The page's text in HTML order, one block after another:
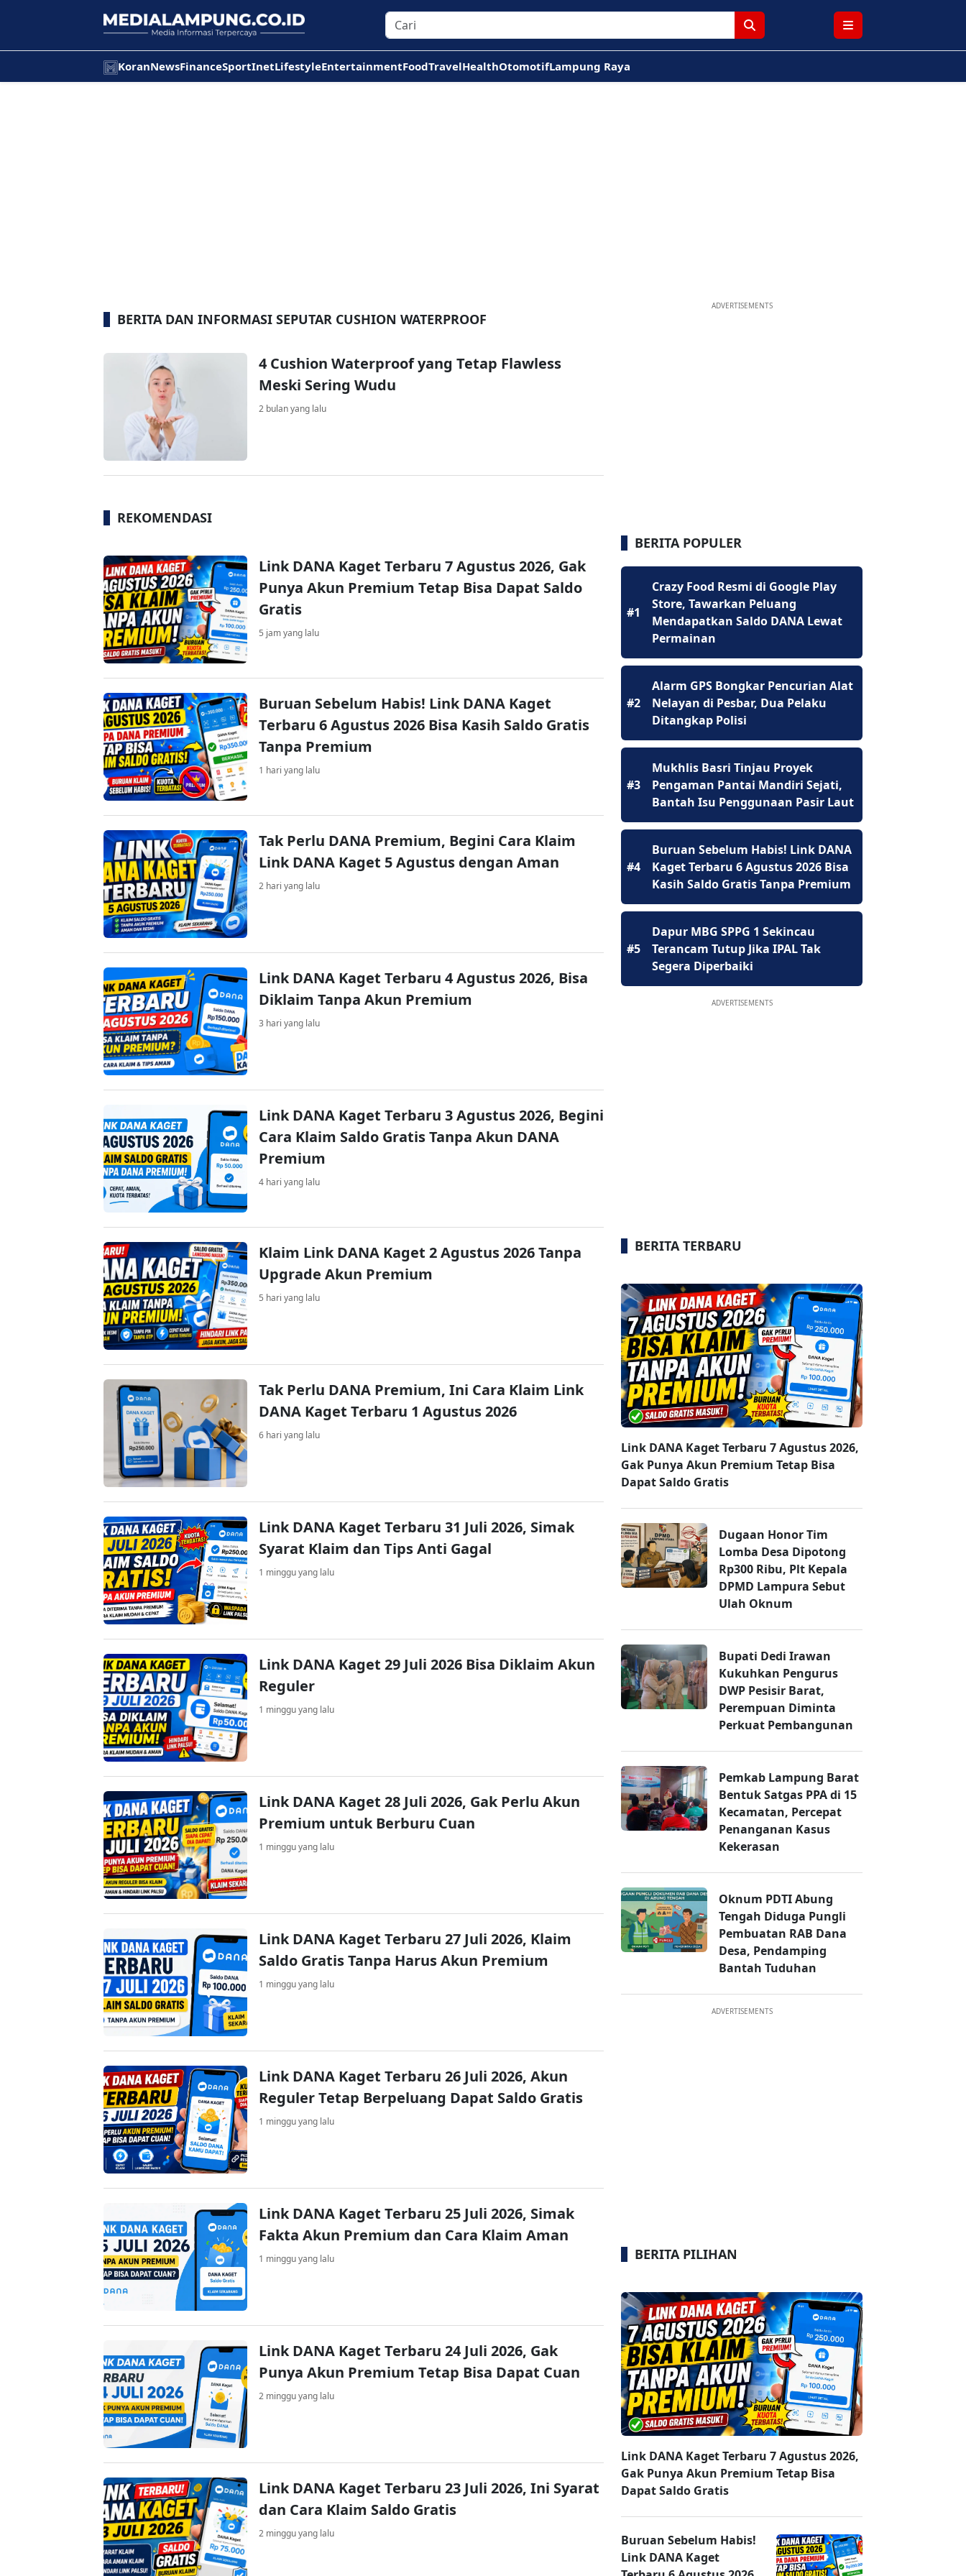
KoranNewsFinanceSportInetLifestyleEntertainmentFoodTravelHealthOtomotifLampung Raya
BERITA DAN INFORMASI SEPUTAR CUSHION WATERPROOF
4 Cushion Waterproof yang Tetap Flawless
Meski Sering Wudu
2 bulan yang lalu
REKOMENDASI
Link DANA Kaget Terbaru 7 Agustus 2026, Gak
Punya Akun Premium Tetap Bisa Dapat Saldo
Gratis
5 jam yang lalu
Buruan Sebelum Habis! Link DANA Kaget
Terbaru 6 Agustus 2026 Bisa Kasih Saldo Gratis
Tanpa Premium
1 hari yang lalu
Tak Perlu DANA Premium, Begini Cara Klaim
Link DANA Kaget 5 Agustus dengan Aman
2 hari yang lalu
Link DANA Kaget Terbaru 4 Agustus 2026, Bisa
Diklaim Tanpa Akun Premium
3 hari yang lalu
Link DANA Kaget Terbaru 3 Agustus 2026, Begini
Cara Klaim Saldo Gratis Tanpa Akun DANA
Premium
4 hari yang lalu
Klaim Link DANA Kaget 2 Agustus 2026 Tanpa
Upgrade Akun Premium
5 hari yang lalu
Tak Perlu DANA Premium, Ini Cara Klaim Link
DANA Kaget Terbaru 1 Agustus 2026
6 hari yang lalu
Link DANA Kaget Terbaru 31 Juli 2026, Simak
Syarat Klaim dan Tips Anti Gagal
1 minggu yang lalu
Link DANA Kaget 29 Juli 2026 Bisa Diklaim Akun
Reguler
1 minggu yang lalu
Link DANA Kaget 28 Juli 2026, Gak Perlu Akun
Premium untuk Berburu Cuan
1 minggu yang lalu
Link DANA Kaget Terbaru 27 Juli 2026, Klaim
Saldo Gratis Tanpa Harus Akun Premium
1 minggu yang lalu
Link DANA Kaget Terbaru 26 Juli 2026, Akun
Reguler Tetap Berpeluang Dapat Saldo Gratis
1 minggu yang lalu
Link DANA Kaget Terbaru 25 Juli 2026, Simak
Fakta Akun Premium dan Cara Klaim Aman
1 minggu yang lalu
Link DANA Kaget Terbaru 24 Juli 2026, Gak
Punya Akun Premium Tetap Bisa Dapat Cuan
2 minggu yang lalu
Link DANA Kaget Terbaru 23 Juli 2026, Ini Syarat
dan Cara Klaim Saldo Gratis
2 minggu yang lalu
ADVERTISEMENTS
BERITA POPULER
#1
Crazy Food Resmi di Google Play
Store, Tawarkan Peluang
Mendapatkan Saldo DANA Lewat
Permainan
#2
Alarm GPS Bongkar Pencurian Alat
Nelayan di Pesbar, Dua Pelaku
Ditangkap Polisi
#3
Mukhlis Basri Tinjau Proyek
Pengaman Pantai Mandiri Sejati,
Bantah Isu Penggunaan Pasir Laut
#4
Buruan Sebelum Habis! Link DANA
Kaget Terbaru 6 Agustus 2026 Bisa
Kasih Saldo Gratis Tanpa Premium
#5
Dapur MBG SPPG 1 Sekincau
Terancam Tutup Jika IPAL Tak
Segera Diperbaiki
ADVERTISEMENTS
BERITA TERBARU
Link DANA Kaget Terbaru 7 Agustus 2026,
Gak Punya Akun Premium Tetap Bisa
Dapat Saldo Gratis
Dugaan Honor Tim
Lomba Desa Dipotong
Rp300 Ribu, Plt Kepala
DPMD Lampura Sebut
Ulah Oknum
Bupati Dedi Irawan
Kukuhkan Pengurus
DWP Pesisir Barat,
Perempuan Diminta
Perkuat Pembangunan
Pemkab Lampung Barat
Bentuk Satgas PPA di 15
Kecamatan, Percepat
Penanganan Kasus
Kekerasan
Oknum PDTI Abung
Tengah Diduga Pungli
Pembuatan RAB Dana
Desa, Pendamping
Bantah Tuduhan
ADVERTISEMENTS
BERITA PILIHAN
Link DANA Kaget Terbaru 7 Agustus 2026,
Gak Punya Akun Premium Tetap Bisa
Dapat Saldo Gratis
Buruan Sebelum Habis!
Link DANA Kaget